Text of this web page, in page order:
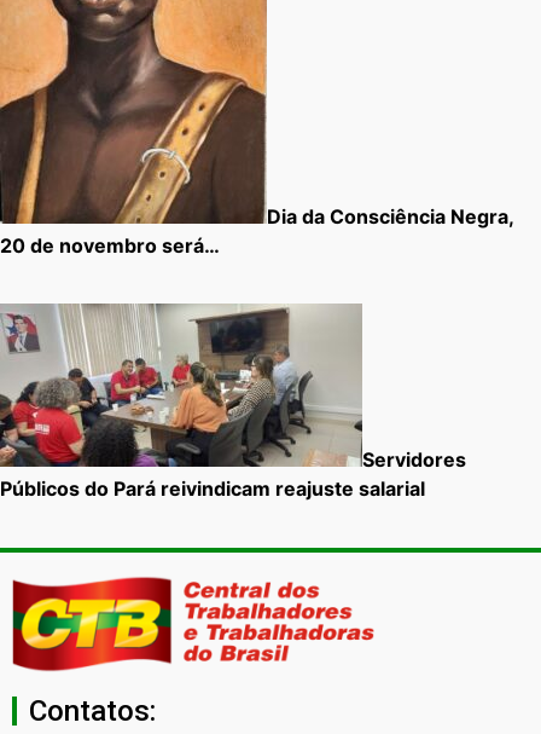
Dia da Consciência Negra,
20 de novembro será…
Servidores
Públicos do Pará reivindicam reajuste salarial
Contatos: